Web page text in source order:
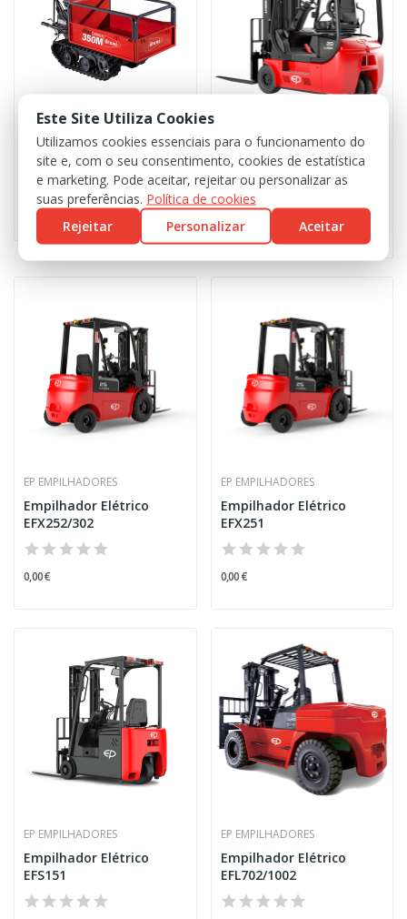
Transportador BRC 350
0,00 €
Empilhador Elétrico
TDL161/TDL201
0,00 €
EP EMPILHADORES
Empilhador Elétrico
EFX252/302
0,00 €
EP EMPILHADORES
Empilhador Elétrico
EFX251
0,00 €
EP EMPILHADORES
Empilhador Elétrico
EFS151
EP EMPILHADORES
Empilhador Elétrico
EFL702/1002
Este Site Utiliza Cookies
Utilizamos cookies essenciais para o funcionamento do
site e, com o seu consentimento, cookies de estatística
e marketing. Pode aceitar, rejeitar ou personalizar as
suas preferências. Política de cookies
Rejeitar
Personalizar Aceitar